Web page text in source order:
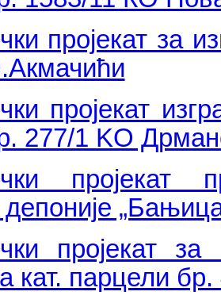
пројекат за
пројекат
277/1 KO
пројекат
депоније
пројекат
кат. парцели